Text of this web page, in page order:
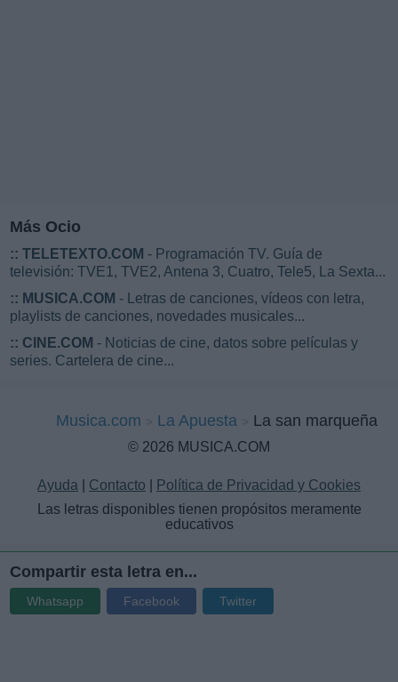
Más Ocio
:: TELETEXTO.COM - Programación TV. Guía de
televisión: TVE1, TVE2, Antena 3, Cuatro, Tele5, La Sexta...
:: MUSICA.COM - Letras de canciones, vídeos con letra,
playlists de canciones, novedades musicales...
:: CINE.COM - Noticias de cine, datos sobre películas y
series. Cartelera de cine...
Musica.com La Apuesta La san marqueña
© 2026 MUSICA.COM
Ayuda Contacto
Política de Privacidad y Cookies
Las letras disponibles tienen propósitos meramente
educativos
Compartir esta letra en...
Whatsapp Facebook Twitter